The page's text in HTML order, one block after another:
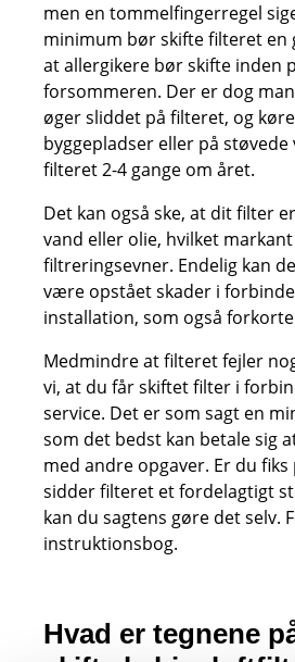
men en tommelfingerregel
minimum bør skifte filteret en
at allergikere bør skifte inden
forsommeren. Der er dog
øger sliddet på filteret, og
byggepladser eller på
filteret 2-4 gange om året.
Det kan også ske, at dit filter
vand eller olie, hvilket
filtreringsevner. Endelig kan
være opstået skader i
installation, som også
Medmindre at filteret fejler
vi, at du får skiftet filter i
service. Det er som sagt en
som det bedst kan betale sig
med andre opgaver. Er du
sidder filteret et fordelagtigt
kan du sagtens gøre det selv.
instruktionsbog.
Hvad er tegnene